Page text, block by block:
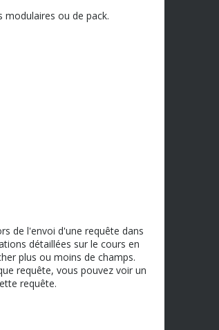
modulaires ou de pack.
de l'envoi d'une requête dans
détaillées sur le cours en
plus ou moins de champs.
requête, vous pouvez voir un
requête.